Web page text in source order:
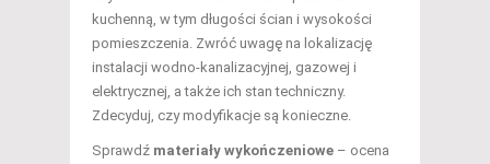
kuchenną, w tym długości ścian i wysokości
pomieszczenia. Zwróć uwagę na lokalizację
instalacji wodno-kanalizacyjnej, gazowej i
elektrycznej, a także ich stan techniczny.
Zdecyduj, czy modyfikacje są konieczne.
Sprawdź materiały wykończeniowe – ocena